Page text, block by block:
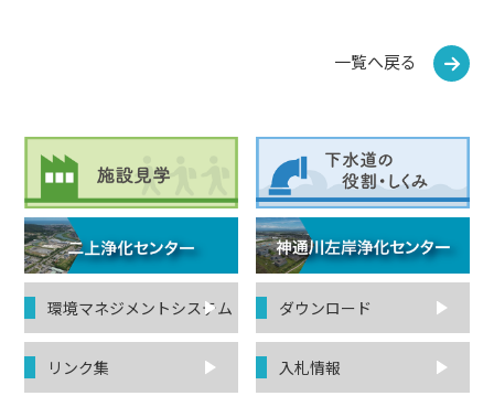
一覧へ戻る
環境マネジメントシステム ダウンロード
リンク集 入札情報